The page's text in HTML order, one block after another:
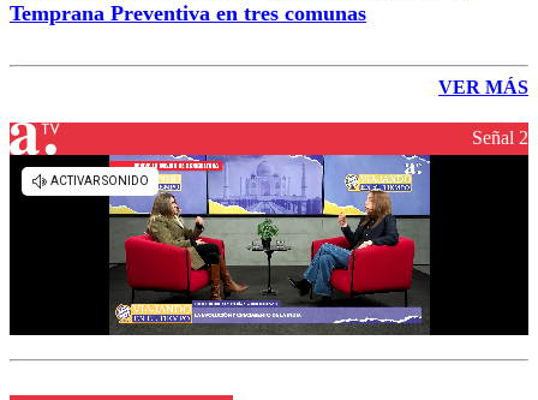
Temprana Preventiva en tres comunas
VER MÁS
Señal 2